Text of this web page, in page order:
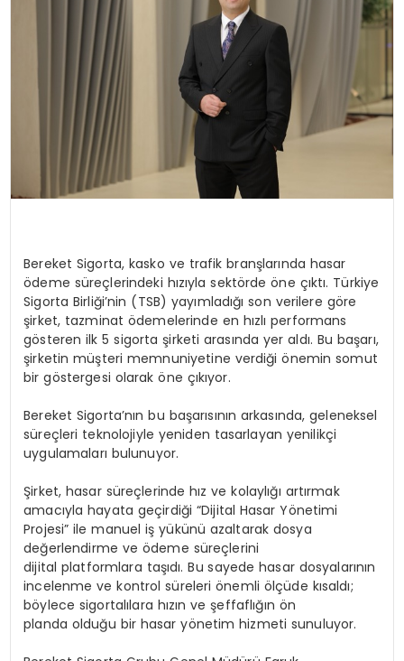
Bereket Sigorta, kasko ve trafik branşlarında hasar
ödeme süreçlerindeki hızıyla sektörde öne çıktı. Türkiye
Sigorta Birliği’nin (TSB) yayımladığı son verilere göre
şirket, tazminat ödemelerinde en hızlı performans
gösteren ilk 5 sigorta şirketi arasında yer aldı. Bu başarı,
şirketin müşteri memnuniyetine verdiği önemin somut
bir göstergesi olarak öne çıkıyor.
Bereket Sigorta’nın bu başarısının arkasında, geleneksel
süreçleri teknolojiyle yeniden tasarlayan yenilikçi
uygulamaları bulunuyor.
Şirket, hasar süreçlerinde hız ve kolaylığı artırmak
amacıyla hayata geçirdiği “Dijital Hasar Yönetimi
Projesi” ile manuel iş yükünü azaltarak dosya
değerlendirme ve ödeme süreçlerini
dijital platformlara taşıdı. Bu sayede hasar dosyalarının
incelenme ve kontrol süreleri önemli ölçüde kısaldı;
böylece sigortalılara hızın ve şeffaflığın ön
planda olduğu bir hasar yönetim hizmeti sunuluyor.